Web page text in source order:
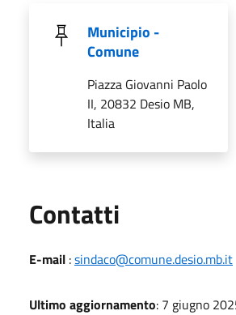
Municipio -
Comune
Piazza Giovanni Paolo
II, 20832 Desio MB,
Italia
Contatti
E-mail :sindaco@comune.desio.mb.it
Ultimo aggiornamento: 7 giugno